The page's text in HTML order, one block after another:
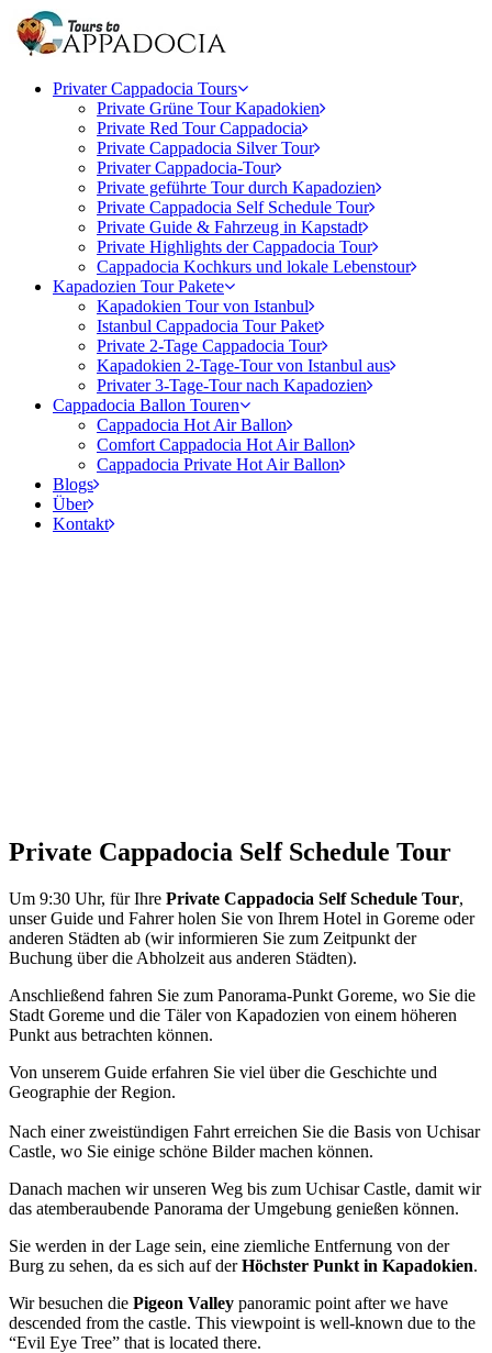
Privater Cappadocia Tours
Private Grüne Tour Kapadokien
Private Red Tour Cappadocia
Private Cappadocia Silver Tour
Privater Cappadocia-Tour
Private geführte Tour durch Kapadozien
Private Cappadocia Self Schedule Tour
Private Guide & Fahrzeug in Kapstadt
Private Highlights der Cappadocia Tour
Cappadocia Kochkurs und lokale Lebenstour
Kapadozien Tour Pakete
Kapadokien Tour von Istanbul
Istanbul Cappadocia Tour Paket
Private 2-Tage Cappadocia Tour
Kapadokien 2-Tage-Tour von Istanbul aus
Privater 3-Tage-Tour nach Kapadozien
Cappadocia Ballon Touren
Cappadocia Hot Air Ballon
Comfort Cappadocia Hot Air Ballon
Cappadocia Private Hot Air Ballon
Blogs
Über
Kontakt
Private Cappadocia Self Schedule Tour
Um 9:30 Uhr, für Ihre Private Cappadocia Self Schedule Tour,
unser Guide und Fahrer holen Sie von Ihrem Hotel in Goreme oder
anderen Städten ab (wir informieren Sie zum Zeitpunkt der
Buchung über die Abholzeit aus anderen Städten).
Anschließend fahren Sie zum Panorama-Punkt Goreme, wo Sie die
Stadt Goreme und die Täler von Kapadozien von einem höheren
Punkt aus betrachten können.
Von unserem Guide erfahren Sie viel über die Geschichte und
Geographie der Region.
Nach einer zweistündigen Fahrt erreichen Sie die Basis von Uchisar
Castle, wo Sie einige schöne Bilder machen können.
Danach machen wir unseren Weg bis zum Uchisar Castle, damit wir
das atemberaubende Panorama der Umgebung genießen können.
Sie werden in der Lage sein, eine ziemliche Entfernung von der
Burg zu sehen, da es sich auf derHöchster Punkt in Kapadokien.
Wir besuchen die Pigeon Valley panoramic point after we have
descended from the castle. This viewpoint is well-known due to the
“Evil Eye Tree” that is located there.